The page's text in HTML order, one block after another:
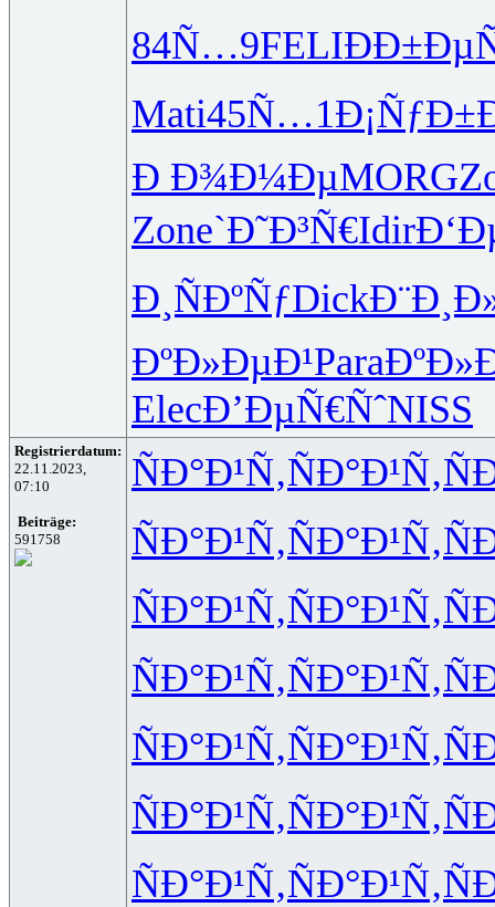
84Ñ…9FELI
Mati45Ñ…1
Ð Ð¾Ð¼ÐµMORG
Zone`Ð˜Ð³Ñ€Idir
Ð¸ÑÐºÑƒDick
ÐºÐ»ÐµÐ¹Para
ElecÐ’ÐµÑ€ÑˆNISS
Registrierdatum:
22.11.2023,
07:10
Beiträge:
591758
ÑÐ°Ð¹Ñ‚ÑÐ°Ð¹Ñ‚
ÑÐ°Ð¹Ñ‚ÑÐ°Ð¹Ñ‚
ÑÐ°Ð¹Ñ‚ÑÐ°Ð¹Ñ‚
ÑÐ°Ð¹Ñ‚ÑÐ°Ð¹Ñ‚
ÑÐ°Ð¹Ñ‚ÑÐ°Ð¹Ñ‚
ÑÐ°Ð¹Ñ‚ÑÐ°Ð¹Ñ‚
ÑÐ°Ð¹Ñ‚ÑÐ°Ð¹Ñ‚